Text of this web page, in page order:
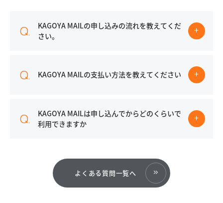
KAGOYA MAILの申し込みの流れを教えてくだ
さい。
KAGOYA MAILの支払い方法を教えてください
KAGOYA MAILは申し込んでからどのくらいで
利用できますか
よくある質問一覧へ